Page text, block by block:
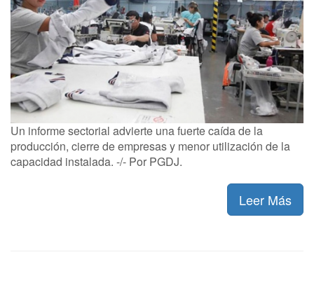
Un informe sectorial advierte una fuerte caída de la
producción, cierre de empresas y menor utilización de la
capacidad instalada. -/- Por PGDJ.
Leer Más